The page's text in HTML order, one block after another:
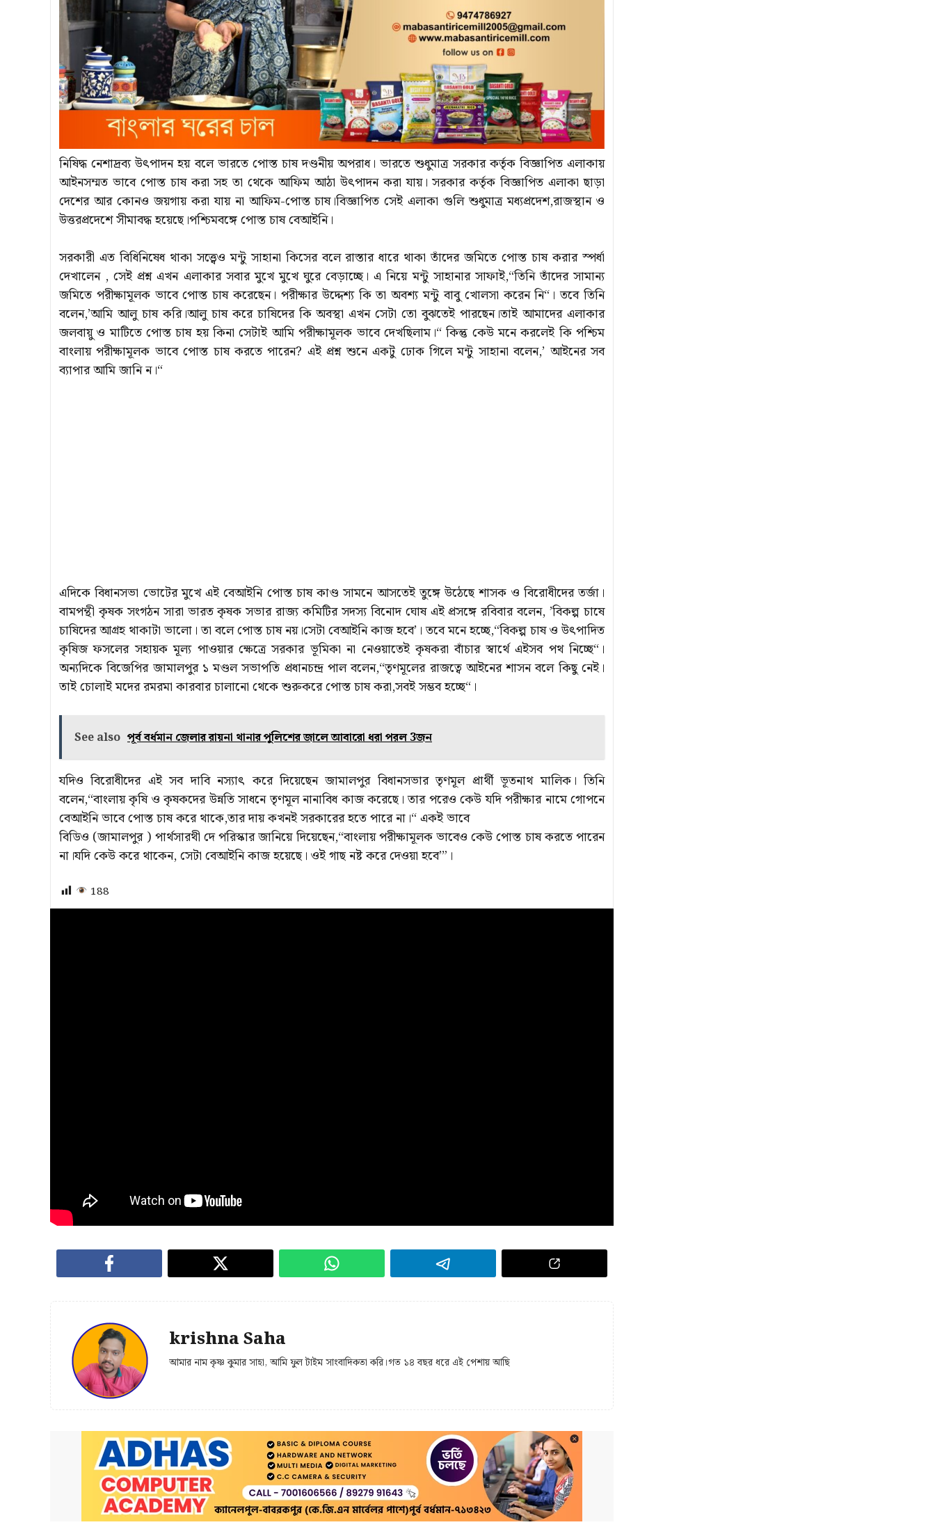
নিষিদ্ধ নেশাদ্রব্য উৎপাদন হয় বলে ভারতে পোস্ত চাষ দণ্ডনীয় অপরাধ। ভারতে শুধুমাত্র সরকার কর্তৃক বিজ্ঞাপিত এলাকায়
আইনসম্মত ভাবে পোস্ত চাষ করা সহ তা থেকে আফিম আঠা উৎপাদন করা যায়। সরকার কর্তৃক বিজ্ঞাপিত এলাকা ছাড়া
দেশের আর কোনও জয়গায় করা যায় না আফিম-পোস্ত চাষ।বিজ্ঞাপিত সেই এলাকা গুলি শুধুমাত্র মধ্যপ্রদেশ,রাজস্থান ও
উত্তরপ্রদেশে সীমাবদ্ধ হয়েছে।পশ্চিমবঙ্গে পোস্ত চাষ বেআইনি।
সরকারী এত বিধিনিষেধ থাকা সত্ত্বেও মন্টু সাহানা কিসের বলে রাস্তার ধারে থাকা তাঁদের জমিতে পোস্ত চাষ করার স্পর্ধা
দেখালেন , সেই প্রশ্ন এখন এলাকার সবার মুখে মুখে ঘুরে বেড়াচ্ছে। এ নিয়ে মন্টু সাহানার সাফাই,“তিনি তাঁদের সামান্য
জমিতে পরীক্ষামূলক ভাবে পোস্ত চাষ করেছেন। পরীক্ষার উদ্দেশ্য কি তা অবশ্য মন্টু বাবু খোলসা করেন নি“। তবে তিনি
বলেন,’আমি আলু চাষ করি।আলু চাষ করে চাষিদের কি অবস্থা এখন সেটা তো বুঝতেই পারছেন।তাই আমাদের এলাকার
জলবায়ু ও মাটিতে পোস্ত চাষ হয় কিনা সেটাই আমি পরীক্ষামূলক ভাবে দেখছিলাম।“ কিন্তু কেউ মনে করলেই কি পশ্চিম
বাংলায় পরীক্ষামূলক ভাবে পোস্ত চাষ করতে পারেন? এই প্রশ্ন শুনে একটু ঢোক গিলে মন্টু সাহানা বলেন,’ আইনের সব
ব্যাপার আমি জানি ন।“
এদিকে বিধানসভা ভোটের মুখে এই বেআইনি পোস্ত চাষ কাণ্ড সামনে আসতেই তুঙ্গে উঠেছে শাসক ও বিরোধীদের তর্জা।
বামপন্থী কৃষক সংগঠন সারা ভারত কৃষক সভার রাজ্য কমিটির সদস্য বিনোদ ঘোষ এই প্রসঙ্গে রবিবার বলেন, ’বিকল্প চাষে
চাষিদের আগ্রহ থাকাটা ভালো। তা বলে পোস্ত চাষ নয়।সেটা বেআইনি কাজ হবে’। তবে মনে হচ্ছে,“বিকল্প চাষ ও উৎপাদিত
কৃষিজ ফসলের সহায়ক মূল্য পাওয়ার ক্ষেত্রে সরকার ভূমিকা না নেওয়াতেই কৃষকরা বাঁচার স্বার্থে এইসব পথ নিচ্ছে“।
অন্যদিকে বিজেপির জামালপুর ১ মণ্ডল সভাপতি প্রধানচন্দ্র পাল বলেন,“তৃণমূলের রাজত্বে আইনের শাসন বলে কিছু নেই।
তাই চোলাই মদের রমরমা কারবার চালানো থেকে শুরুকরে পোস্ত চাষ করা,সবই সম্ভব হচ্ছে“।
See also পূর্ব বর্ধমান জেলার রায়না থানার পুলিশের জালে আবারো ধরা পরল 3জন
যদিও বিরোধীদের এই সব দাবি নস্যাৎ করে দিয়েছেন জামালপুর বিধানসভার তৃণমূল প্রার্থী ভূতনাথ মালিক। তিনি
বলেন,“বাংলায় কৃষি ও কৃষকদের উন্নতি সাধনে তৃণমূল নানাবিধ কাজ করেছে। তার পরেও কেউ যদি পরীক্ষার নামে গোপনে
বেআইনি ভাবে পোস্ত চাষ করে থাকে,তার দায় কখনই সরকারের হতে পারে না।“ একই ভাবে
বিডিও (জামালপুর ) পার্থসারথী দে পরিস্কার জানিয়ে দিয়েছেন,“বাংলায় পরীক্ষামূলক ভাবেও কেউ পোস্ত চাষ করতে পারেন
না।যদি কেউ করে থাকেন, সেটা বেআইনি কাজ হয়েছে। ওই গাছ নষ্ট করে দেওয়া হবে’”।
188
krishna Saha
আমার নাম কৃষ্ণ কুমার সাহা, আমি ফুল টাইম সাংবাদিকতা করি।গত ১৪ বছর ধরে এই পেশায় আছি